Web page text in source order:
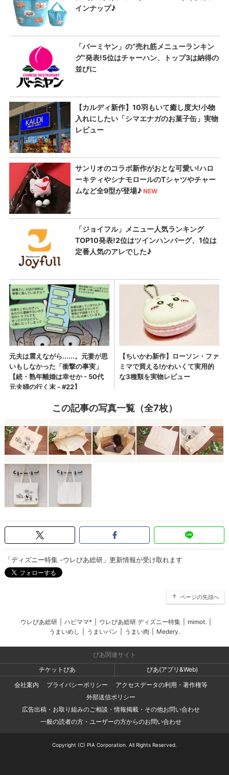
この記事の写真一覧（全7枚）
「ディズニー特集 -ウレぴあ総研」更新情報が受け取れます
ページの先頭へ
ウレぴあ総研 ハピママ* ウレぴあ総研 ディズニー特集 mimot.
うまいめし
うまいパン うまい肉 Medery.
ぴあ関連サイト
チケットぴあ
ぴあ(アプリ&Web)
会社案内
プライバシーポリシー
アクセスデータの利用・著作権等
外部送信ポリシー
広告出稿・お取り組みのご相談・情報掲載・その他お問い合わせ
一般の読者の方・ユーザーの方からのお問い合わせ
Copyright (C) PIA Corporation. All Rights Reserved.